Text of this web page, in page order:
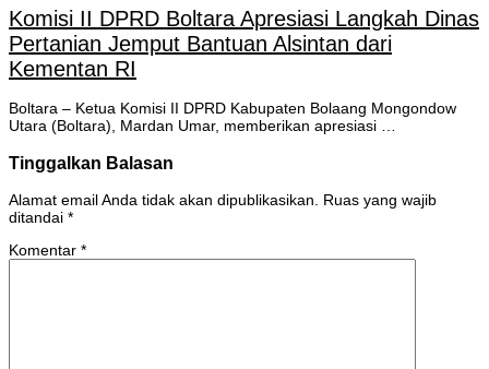
Komisi II DPRD Boltara Apresiasi Langkah Dinas
Pertanian Jemput Bantuan Alsintan dari
Kementan RI
Boltara – Ketua Komisi II DPRD Kabupaten Bolaang Mongondow
Utara (Boltara), Mardan Umar, memberikan apresiasi …
Tinggalkan Balasan
Alamat email Anda tidak akan dipublikasikan.
Ruas yang wajib
ditandai *
Komentar *